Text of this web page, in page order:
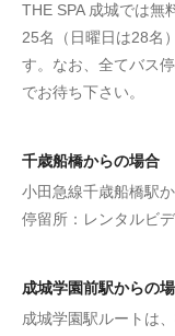
THE SPA 成城では無
25名（日曜日は28名
す。なお、全てバス
でお待ち下さい。
千歳船橋からの場合
小田急線千歳船橋駅
停留所：レンタルビ
成城学園前駅からの
成城学園駅ルートは